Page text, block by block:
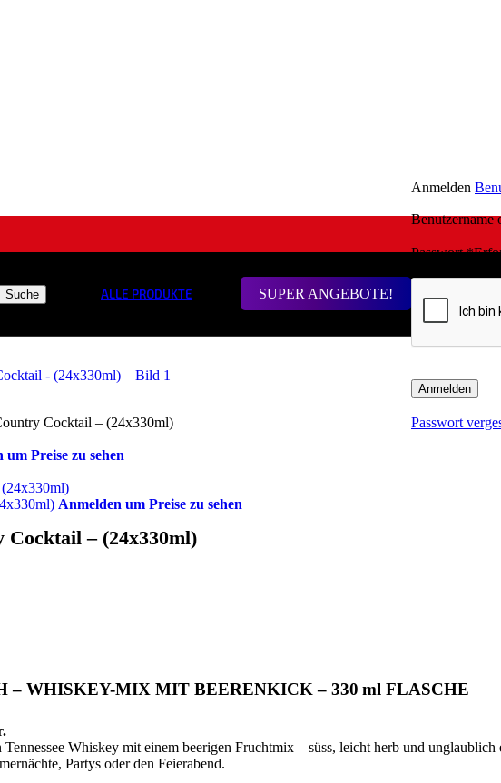
Suche ALLE PRODUKTE SUPER ANGEBOTE!
Anmelden
Passwort*
Anmelden
Passwort
Cocktail – (24x330ml)
um Preise zu sehen
Anmelden um Preise zu sehen
– (24x330ml)
– WHISKEY-MIX MIT BEERENKICK – 330 ml FLASCHE
Tennessee Whiskey mit einem beerigen Fruchtmix – süss, leicht herb und
Partys oder den Feierabend.